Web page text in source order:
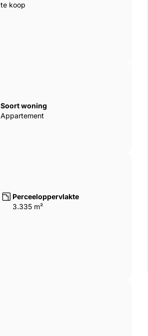
te koop
Soort woning
Appartement
Perceeloppervlakte
3.335 m²